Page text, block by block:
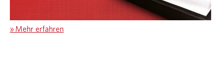
» Mehr erfahren